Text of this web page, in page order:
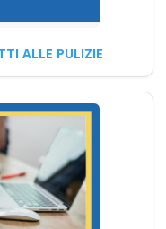
di
di
sul
ALLE PULIZIE